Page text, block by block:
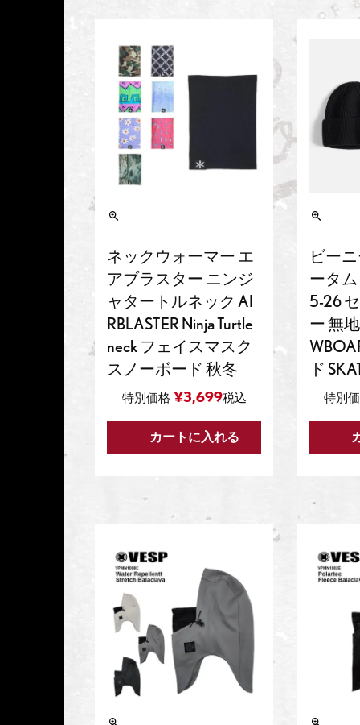
ネックウォーマー エ
アブラスター ニンジ
ャタートルネック AI
RBLASTER Ninja Turtle
neck フェイスマスク
スノーボード 秋冬
特別価格 ¥3,699税込
カートに入れる
ビー
ータム
5-26
ー 無
ド
特別